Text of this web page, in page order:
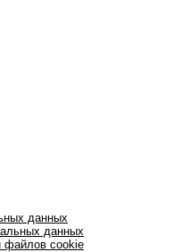
данных
данных
файлов cookie